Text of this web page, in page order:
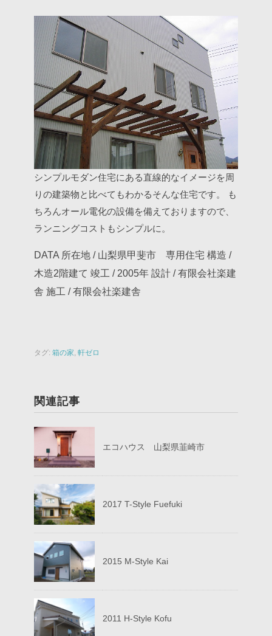
シンプルモダン住宅にある直線的なイメージを周
りの建築物と比べてもわかるそんな住宅です。
も
ちろんオール電化の設備を備えておりますので、
ランニングコストもシンプルに。
DATA 所在地 / 山梨県甲斐市 専用住宅 構造 /
木造2階建て 竣工 / 2005年 設計 / 有限会社楽建
舎 施工 / 有限会社楽建舎
タグ: 箱の家, 軒ゼロ
関連記事
エコハウス 山梨県韮崎市
2017 T-Style Fuefuki
2015 M-Style Kai
2011 H-Style Kofu